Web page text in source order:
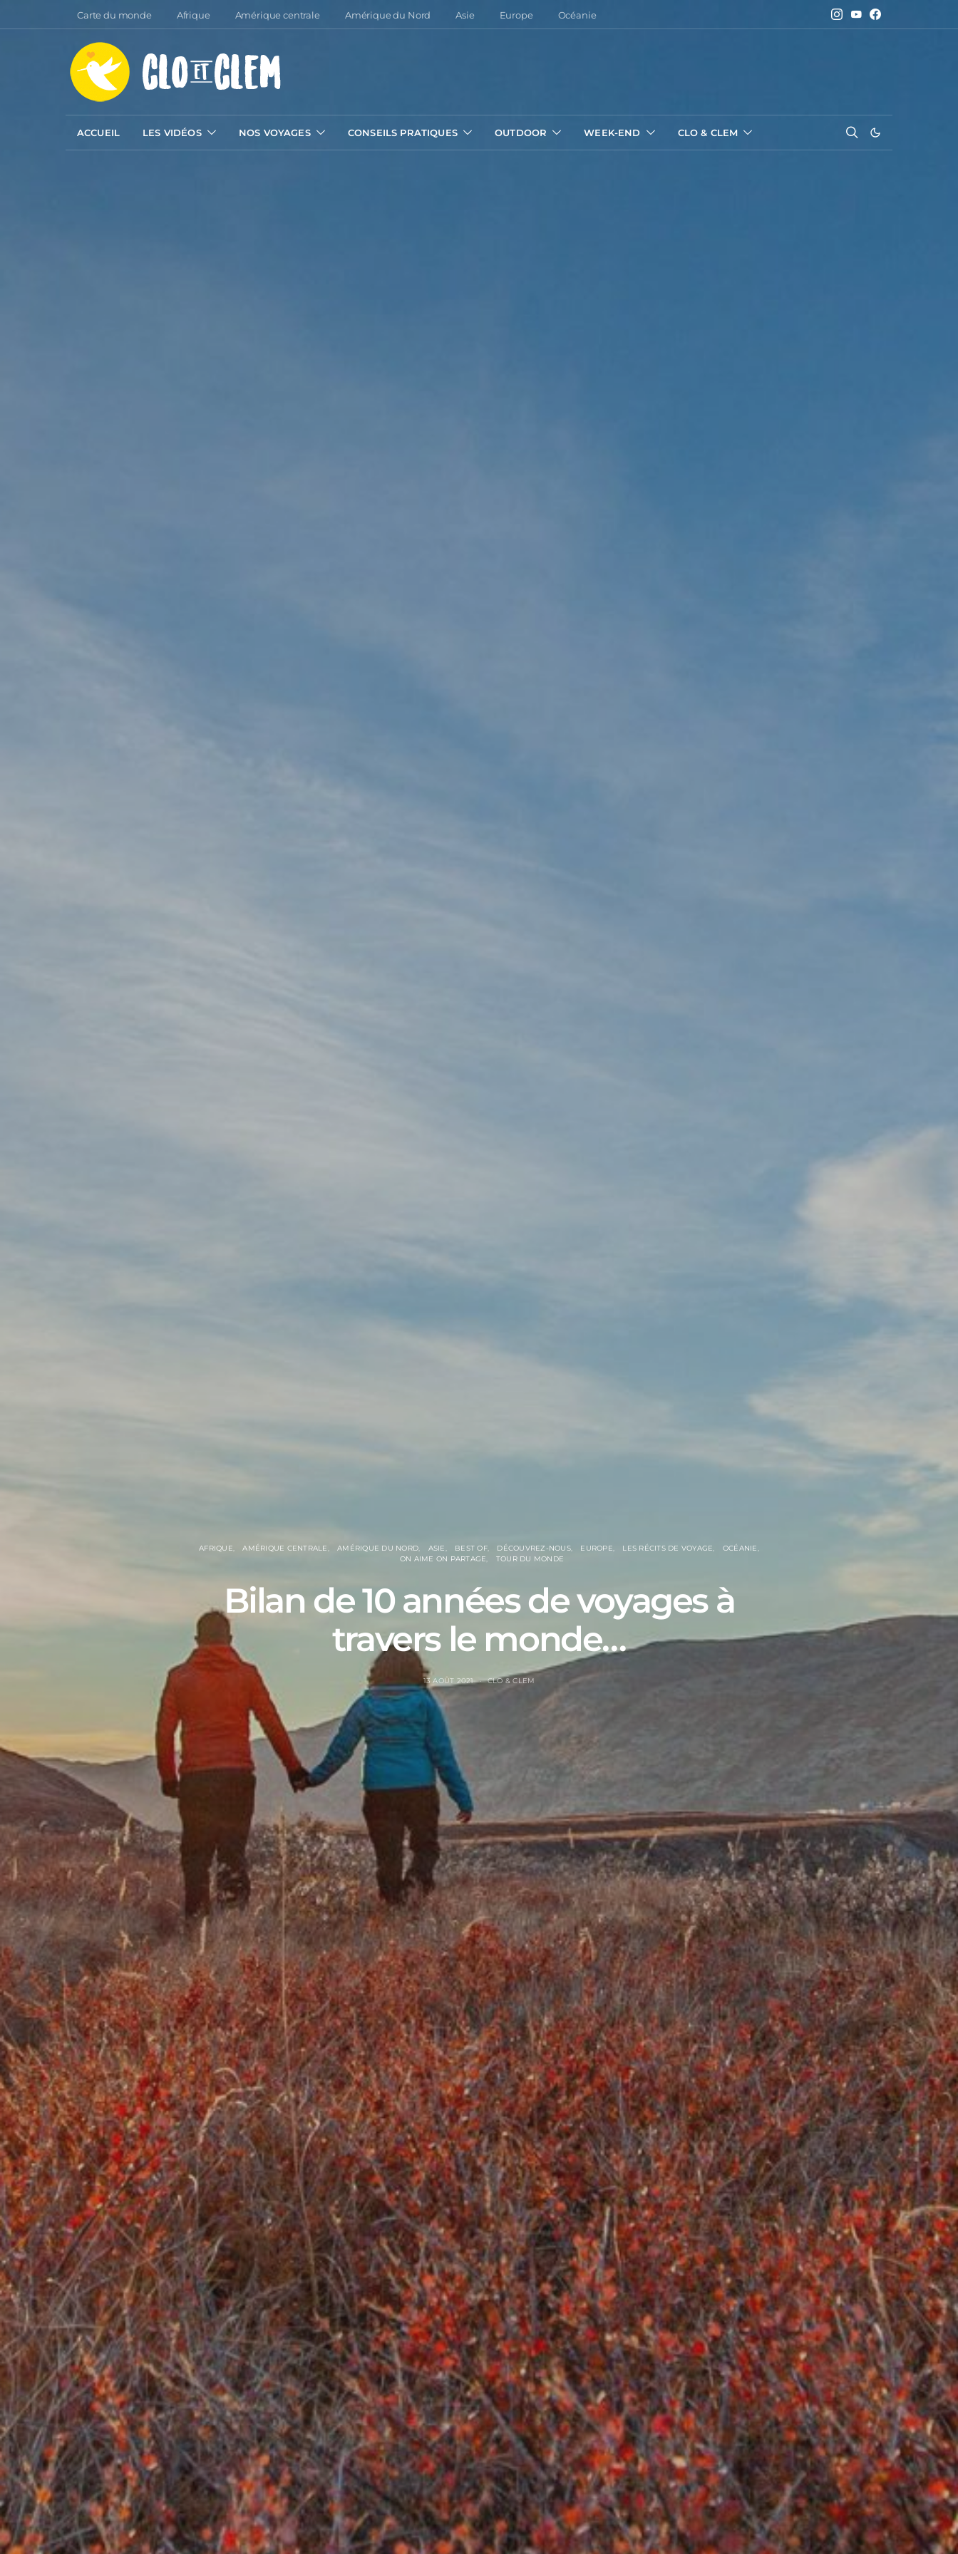
Carte du monde Afrique Amérique centrale Amérique du Nord Asie Europe Océanie
ACCUEIL LES VIDÉOS NOS VOYAGES CONSEILS PRATIQUES OUTDOOR WEEK-END CLO & CLEM
AFRIQUE AMÉRIQUE CENTRALE AMÉRIQUE DU NORD ASIE BEST OF DÉCOUVREZ-NOUS EUROPE LES RÉCITS DE VOYAGE
OCÉANIE
ON AIME ON PARTAGE
TOUR DU MONDE
Bilan de 10 années de voyages à
travers le monde…
13 AOÛT 2021 CLO & CLEM